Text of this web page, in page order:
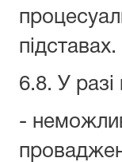
підставах.
6.8. У разі
-